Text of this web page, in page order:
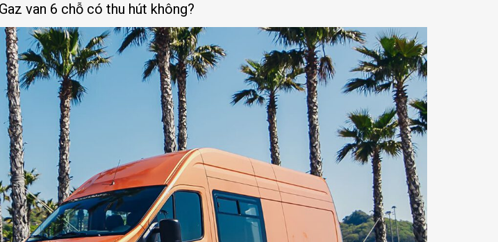
van 6 chỗ có thu hút không?